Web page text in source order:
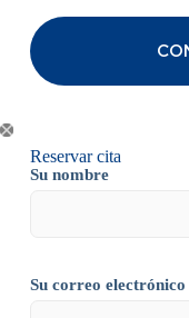
Reservar cita
Su nombre
Su correo electrónico